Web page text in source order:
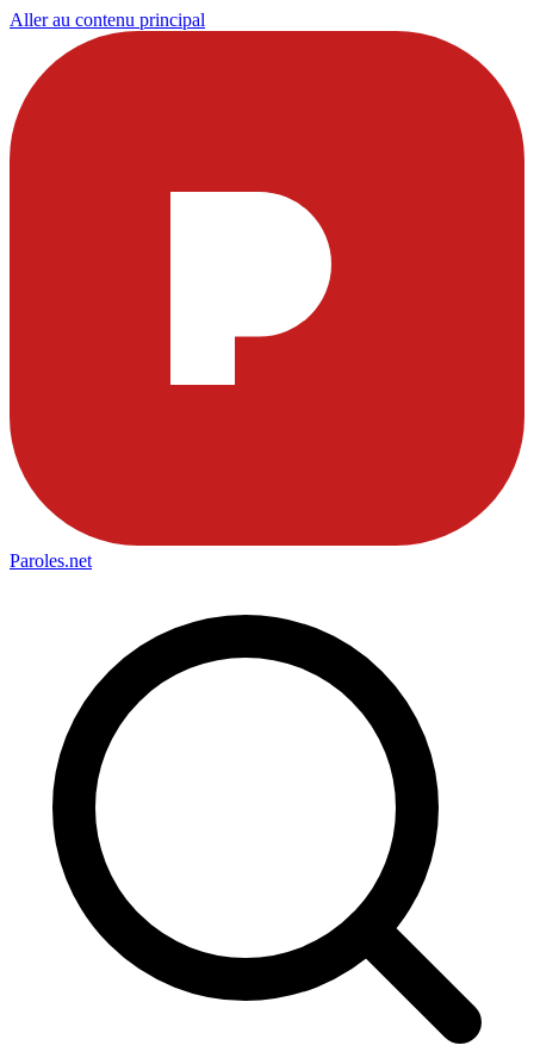
Aller au contenu principal
Paroles.net